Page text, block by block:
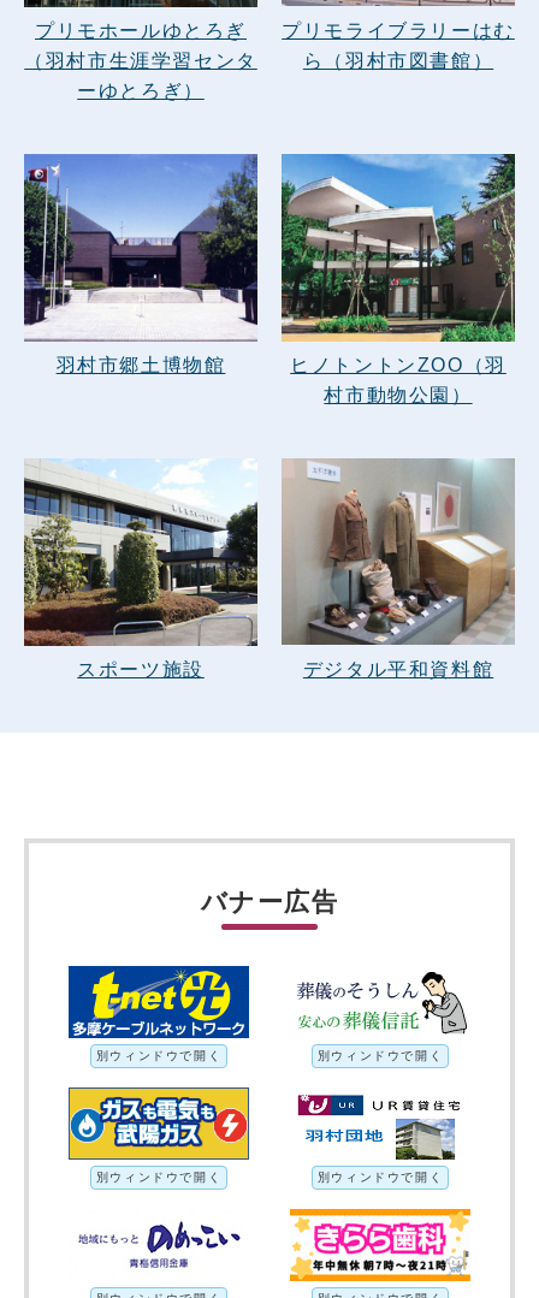
プリモホールゆとろぎ
（羽村市生涯学習センタ
ーゆとろぎ）
プリモライブラリーはむ
ら（羽村市図書館）
羽村市郷土博物館
ヒノトントンZOO（羽
村市動物公園）
スポーツ施設 デジタル平和資料館
バナー広告
別ウィンドウで開く 別ウィンドウで開く
別ウィンドウで開く 別ウィンドウで開く